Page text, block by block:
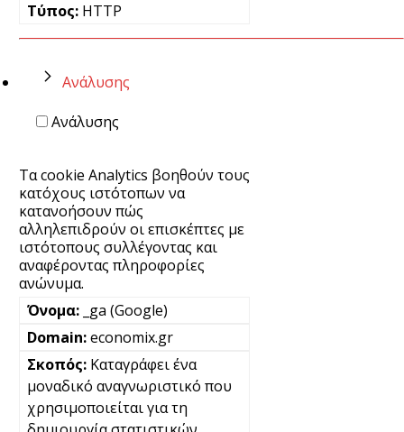
HTTP
Ανάλυσης
Ανάλυσης
Τα cookie Analytics βοηθούν τους
κατόχους ιστότοπων να
κατανοήσουν πώς
αλληλεπιδρούν οι επισκέπτες με
ιστότοπους συλλέγοντας και
αναφέροντας πληροφορίες
ανώνυμα.
_ga (Google)
economix.gr
Καταγράφει ένα
μοναδικό αναγνωριστικό που
χρησιμοποιείται για τη